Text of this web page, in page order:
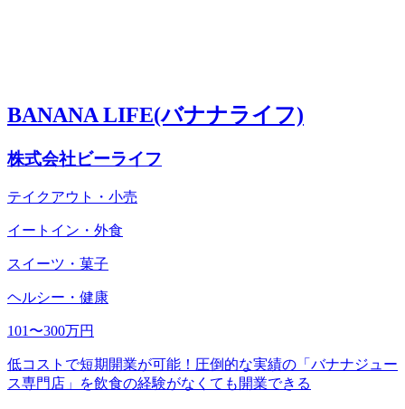
BANANA LIFE(バナナライフ)
株式会社ビーライフ
テイクアウト・小売
イートイン・外食
スイーツ・菓子
ヘルシー・健康
101〜300万円
低コストで短期開業が可能！圧倒的な実績の「バナナジュー
ス専門店」を飲食の経験がなくても開業できる